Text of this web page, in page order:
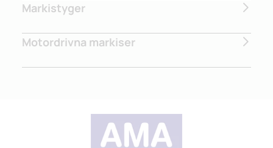
Markistyger
Motordrivna markiser